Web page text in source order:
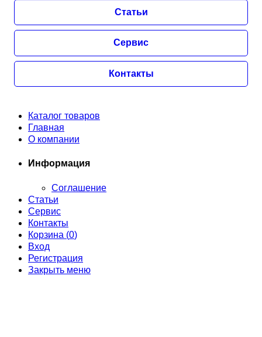
Статьи
Сервис
Контакты
Каталог товаров
Главная
О компании
Информация
Соглашение
Статьи
Сервис
Контакты
Корзина (0)
Вход
Регистрация
Закрыть меню